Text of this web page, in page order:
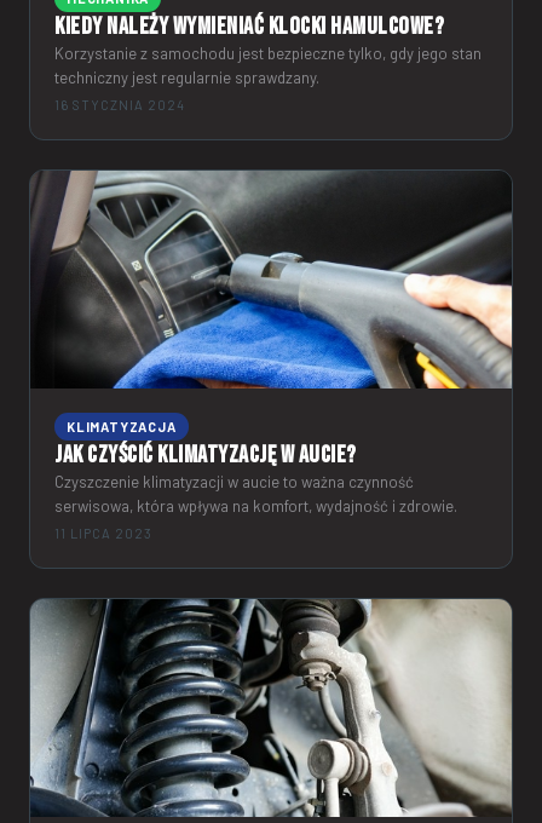
Kiedy należy wymieniać klocki hamulcowe?
Korzystanie z samochodu jest bezpieczne tylko, gdy jego stan
techniczny jest regularnie sprawdzany.
16 STYCZNIA 2024
KLIMATYZACJA
Jak czyścić klimatyzację w aucie?
Czyszczenie klimatyzacji w aucie to ważna czynność
serwisowa, która wpływa na komfort, wydajność i zdrowie.
11 LIPCA 2023